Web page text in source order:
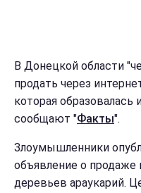
В Донецкой области
продать через
которая
сообщают "Факты".
Злоумышленники
объявление о
деревьев араукарий.